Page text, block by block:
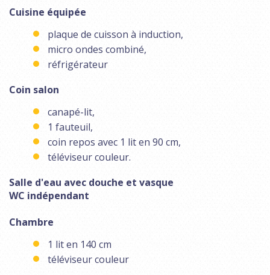
Cuisine équipée
plaque de cuisson à induction,
micro ondes combiné,
réfrigérateur
Coin salon
canapé-lit,
1 fauteuil,
coin repos avec 1 lit en 90 cm,
téléviseur couleur.
Salle d'eau avec douche et vasque
WC indépendant
Chambre
1 lit en 140 cm
téléviseur couleur